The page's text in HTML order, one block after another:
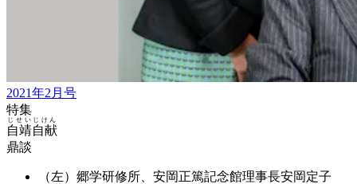
2021年2月号
特集
自靖自献
じせいじけん
鼎談
（左）郷学研修所、安岡正篤記念館理事長安岡定子